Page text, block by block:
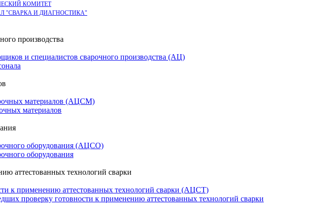
КОМИТЕТ
"СВАРКА И ДИАГНОСТИКА"
производства
и специалистов сварочного производства (АЦ)
материалов (АЦСМ)
материалов
оборудования (АЦСО)
оборудования
аттестованных технологий сварки
к применению аттестованных технологий сварки (АЦСТ)
проверку готовности к применению аттестованных технологий сварки